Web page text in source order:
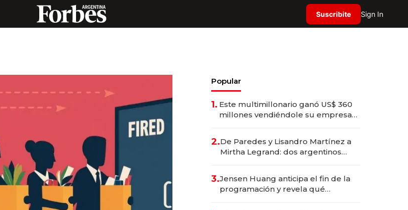
Suscribite Sign In
Popular
1. Este multimillonario ganó US$ 360
millones vendiéndole su empresa
2.De Paredes y Lisandro Martínez a
Mirtha Legrand: dos argentinos
3.Jensen Huang anticipa el fin de la
programación y revela qué